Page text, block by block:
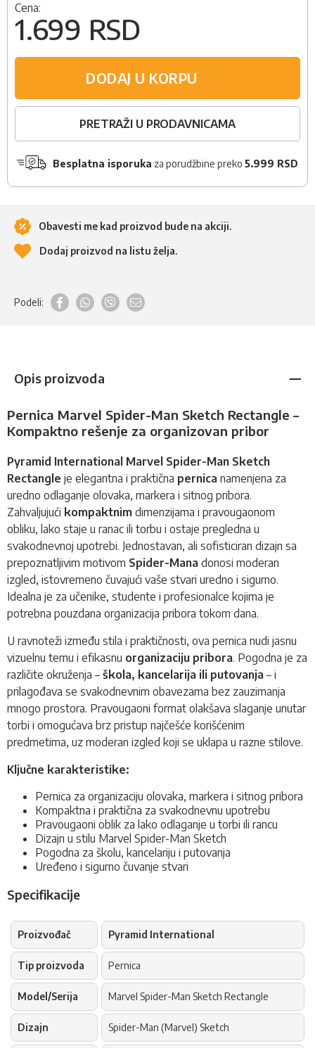
Cena:
1.699 RSD
DODAJ U KORPU
PRETRAŽI U PRODAVNICAMA
Besplatna isporuka za porudžbine preko 5.999 RSD
Obavesti me kad proizvod bude na akciji.
Dodaj proizvod na listu želja.
Podeli:
Opis proizvoda
Pernica Marvel Spider-Man Sketch Rectangle –
Kompaktno rešenje za organizovan pribor
Pyramid International Marvel Spider-Man Sketch
Rectangle je elegantna i praktična pernica namenjena za
uredno odlaganje olovaka, markera i sitnog pribora.
Zahvaljujući kompaktnim dimenzijama i pravougaonom
obliku, lako staje u ranac ili torbu i ostaje pregledna u
svakodnevnoj upotrebi. Jednostavan, ali sofisticiran dizajn sa
prepoznatljivim motivom Spider-Mana donosi moderan
izgled, istovremeno čuvajući vaše stvari uredno i sigurno.
Idealna je za učenike, studente i profesionalce kojima je
potrebna pouzdana organizacija pribora tokom dana.
U ravnoteži između stila i praktičnosti, ova pernica nudi jasnu
vizuelnu temu i efikasnu organizaciju pribora. Pogodna je za
različite okruženja – škola, kancelarija ili putovanja – i
prilagođava se svakodnevnim obavezama bez zauzimanja
mnogo prostora. Pravougaoni format olakšava slaganje unutar
torbi i omogućava brz pristup najčešće korišćenim
predmetima, uz moderan izgled koji se uklapa u razne stilove.
Ključne karakteristike:
Pernica za organizaciju olovaka, markera i sitnog pribora
Kompaktna i praktična za svakodnevnu upotrebu
Pravougaoni oblik za lako odlaganje u torbi ili rancu
Dizajn u stilu Marvel Spider-Man Sketch
Pogodna za školu, kancelariju i putovanja
Uređeno i sigurno čuvanje stvari
Specifikacije
Proizvođač Pyramid International
Tip proizvoda Pernica
Model/Serija Marvel Spider-Man Sketch Rectangle
Dizajn Spider-Man (Marvel) Sketch